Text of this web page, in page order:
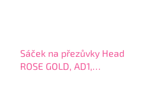
Sáček na přezůvky Head
ROSE GOLD, AD1,